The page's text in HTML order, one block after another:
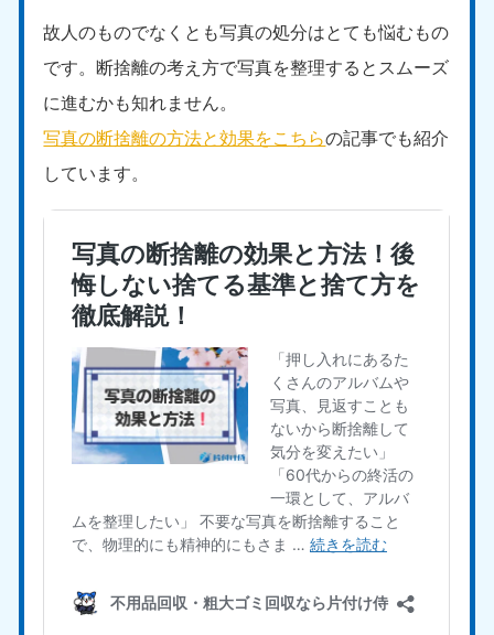
故人のものでなくとも写真の処分はとても悩むもの
です。断捨離の考え方で写真を整理するとスムーズ
に進むかも知れません。
写真の断捨離の方法と効果をこちらの記事でも紹介
しています。